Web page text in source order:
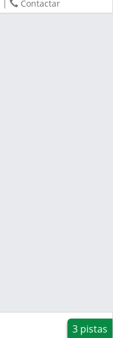
| Contactar
3 pistas